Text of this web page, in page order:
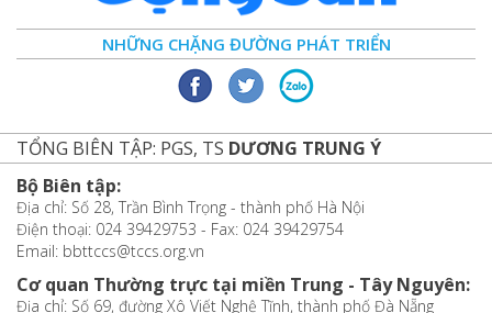
NHỮNG CHẶNG ĐƯỜNG PHÁT TRIỂN
TỔNG BIÊN TẬP: PGS, TS DƯƠNG TRUNG Ý
Bộ Biên tập:
Địa chỉ: Số 28, Trần Bình Trọng - thành phố Hà Nội
Điện thoại: 024 39429753 - Fax: 024 39429754
Email: bbttccs@tccs.org.vn
Cơ quan Thường trực tại miền Trung - Tây Nguyên:
Địa chỉ: Số 69, đường Xô Viết Nghệ Tĩnh, thành phố Đà Nẵng